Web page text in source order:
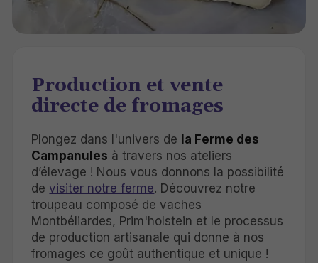
Production et vente
directe de fromages
Plongez dans l'univers de la Ferme des
Campanules à travers nos ateliers
d’élevage ! Nous vous donnons la possibilité
devisiter notre ferme. Découvrez notre
troupeau composé de vaches
Montbéliardes, Prim'holstein et le processus
de production artisanale qui donne à nos
fromages ce goût authentique et unique !